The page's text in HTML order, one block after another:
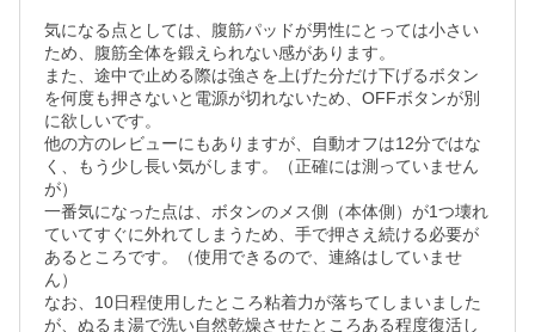
気になる点としては、腹筋パッドが男性にとっては小さい
ため、腹筋全体を鍛えられない感があります。
また、途中で止める際は強さを上げた分だけ下げるボタン
を何度も押さないと電源が切れないため、OFFボタンが別
に欲しいです。
他の方のレビューにもありますが、自動オフは12分ではな
く、もう少し長い気がします。（正確には測っていません
が）
一番気になった点は、ボタンのメス側（本体側）が1つ壊れ
ていてすぐに外れてしまうため、手で押さえ続ける必要が
あるところです。（使用できるので、連絡はしていませ
ん）
なお、10日程使用したところ粘着力が落ちてしまいました
が、ぬるま湯で洗い自然乾燥させたところある程度復活し